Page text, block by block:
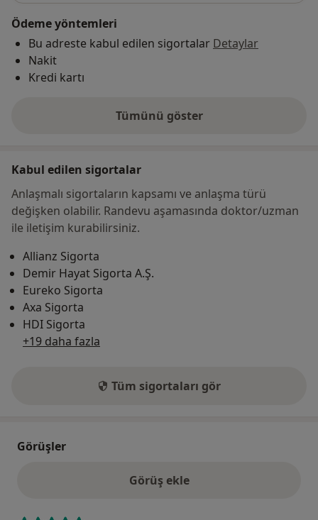
Ödeme yöntemleri
Bu adreste kabul edilen sigortalar Detaylar
Nakit
Kredi kartı
Tümünü göster
adres hakkında
Kabul edilen sigortalar
Anlaşmalı sigortaların kapsamı ve anlaşma türü
değişken olabilir. Randevu aşamasında doktor/uzman
ile iletişim kurabilirsiniz.
Allianz Sigorta
Demir Hayat Sigorta A.Ş.
Eureko Sigorta
Axa Sigorta
HDI Sigorta
+19 daha fazla
Tüm sigortaları gör
Görüşler
Görüş ekle